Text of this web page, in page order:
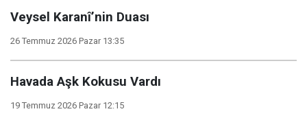
Veysel Karanî’nin Duası
26 Temmuz 2026 Pazar 13:35
Havada Aşk Kokusu Vardı
19 Temmuz 2026 Pazar 12:15